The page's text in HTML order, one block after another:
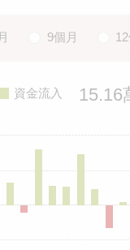
9個月
資金流入 15.16